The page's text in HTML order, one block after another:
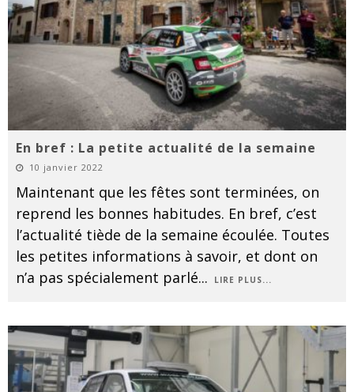
En bref : La petite actualité de la semaine
10 janvier 2022
Maintenant que les fêtes sont terminées, on
reprend les bonnes habitudes. En bref, c’est
l’actualité tiède de la semaine écoulée. Toutes
les petites informations à savoir, et dont on
n’a pas spécialement parlé... LIRE PLUS...